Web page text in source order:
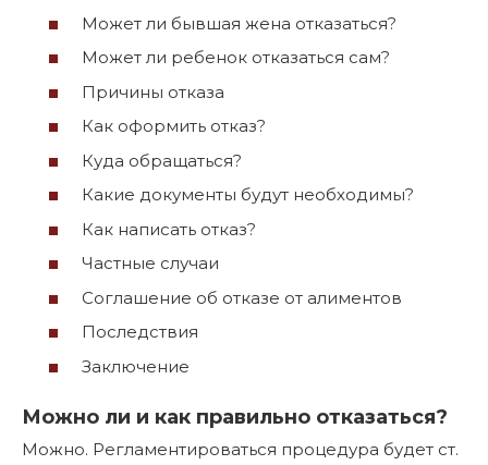
Может ли бывшая жена отказаться?
Может ли ребенок отказаться сам?
Причины отказа
Как оформить отказ?
Куда обращаться?
Какие документы будут необходимы?
Как написать отказ?
Частные случаи
Соглашение об отказе от алиментов
Последствия
Заключение
Можно ли и как правильно отказаться?
Можно. Регламентироваться процедура будет ст.